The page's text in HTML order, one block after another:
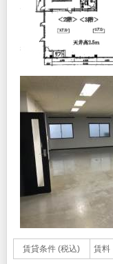
賃貸条件 (税込) 賃料